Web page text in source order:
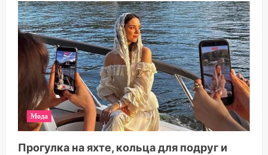
Мода
Прогулка на яхте, кольца для подруг и